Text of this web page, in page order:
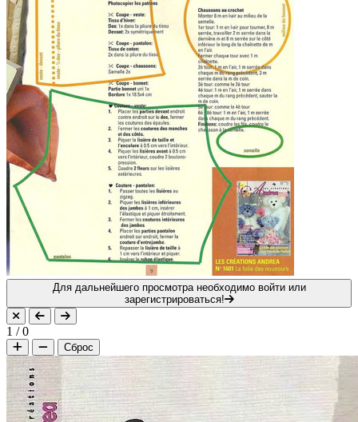
Для дальнейшего просмотра необходимо войти или
зарегистрироваться!
1 /0
Сброс